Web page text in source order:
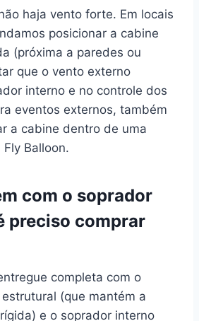
haja vento forte. Em locais
posicionar a cabine
(próxima a paredes ou
que o vento externo
interno e no controle dos
eventos externos, também
a cabine dentro de uma
Balloon.
com o soprador
preciso comprar
completa com o
(que mantém a
e o soprador interno